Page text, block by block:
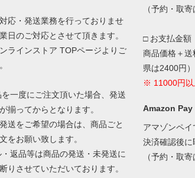
応・発送業務を行っておりませ
日のご対応とさせて頂きます。
ラインストア TOPページよりご
一度にご注文頂いた場合、発送
揃ってからとなります。
送をご希望の場合は、商品ごと
をお願い致します。
返品等は商品の発送・未発送に
りさせていただいております。
（予約・取
□ お支払金額
商品価格＋
県は2400円）
※ 11000円以
Amazon Pay
アマゾンペイ
決済確認後に
（予約・取